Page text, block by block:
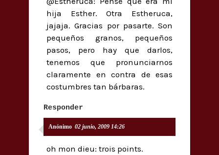
hija Esther. Otra Estheruca,
jajaja. Gracias por pasarte. Son
pequeños granos, pequeños
pasos, pero hay que darlos,
tenemos que pronunciarnos
claramente en contra de esas
costumbres tan bárbaras.
Responder
Anónimo 02 junio, 2009 14:26
oh mon dieu: trois points.